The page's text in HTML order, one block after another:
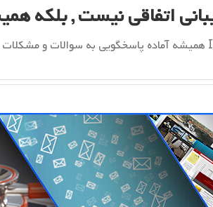
اتفاقی نیست , بلکه